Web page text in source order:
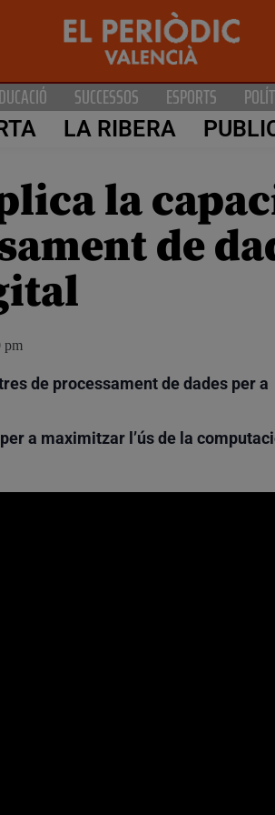
SUCCESSOS ESPORTS
LA RIBERA
la
de
pm
de processament de dades per a
a maximitzar l’ús de la